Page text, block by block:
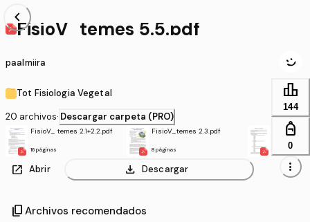
chevron_left
FisioV_temes 5.5.pdf
paalmiira
Tot Fisiologia Vegetal
20 archivos· Descargar carpeta (PRO)
FisioV_ temes 2.1+2.2.pdf
16 páginas
FisioV_temes 2.3.pdf
8 páginas 5 páginas
open_in_new Abrir download Descargar
leaderboard
144
personal_bag
0
more_vert
content_copy Archivos recomendados